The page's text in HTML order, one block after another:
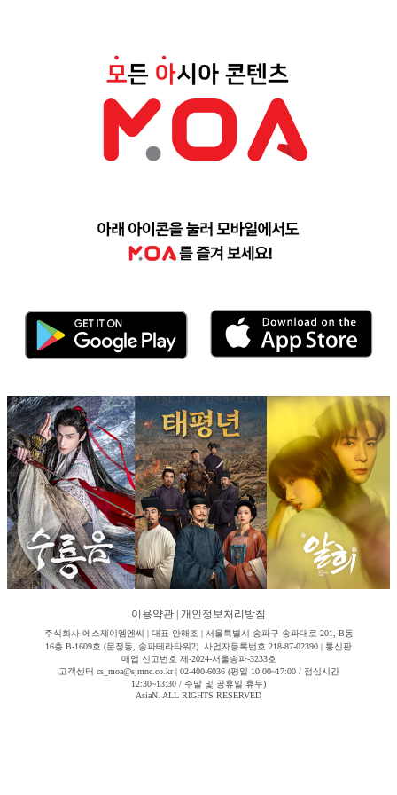
이용약관 개인정보처리방침
주식회사 에스제이엠엔씨 | 대표 안해조 | 서울특별시 송파구 송파대로 201, B동
16층 B-1609호 (문정동, 송파테라타워2) 사업자등록번호 218-87-02390 | 통신판
매업 신고번호 제-2024-서울송파-3233호
고객센터 cs_moa@sjmnc.co.kr | 02-400-6036 (평일 10:00~17:00 / 점심시간
12:30~13:30 / 주말 및 공휴일 휴무)
AsiaN. ALL RIGHTS RESERVED